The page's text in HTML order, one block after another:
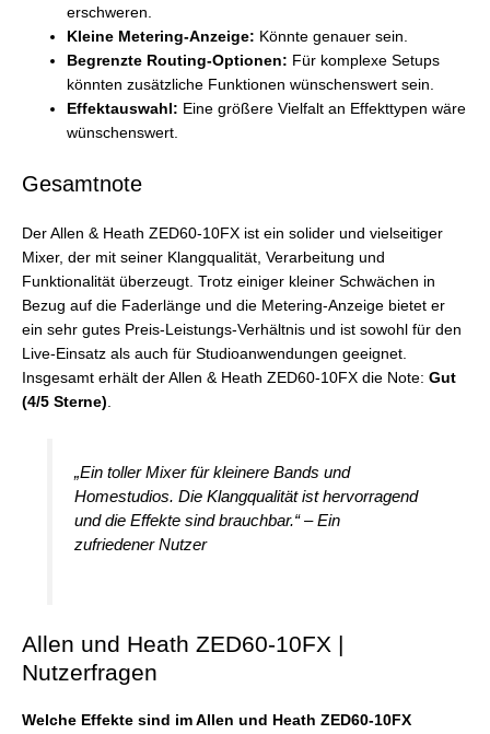
erschweren.
Kleine Metering-Anzeige: Könnte genauer sein.
Begrenzte Routing-Optionen: Für komplexe Setups
könnten zusätzliche Funktionen wünschenswert sein.
Effektauswahl: Eine größere Vielfalt an Effekttypen wäre
wünschenswert.
Gesamtnote
Der Allen & Heath ZED60-10FX ist ein solider und vielseitiger
Mixer, der mit seiner Klangqualität, Verarbeitung und
Funktionalität überzeugt. Trotz einiger kleiner Schwächen in
Bezug auf die Faderlänge und die Metering-Anzeige bietet er
ein sehr gutes Preis-Leistungs-Verhältnis und ist sowohl für den
Live-Einsatz als auch für Studioanwendungen geeignet.
Insgesamt erhält der Allen & Heath ZED60-10FX die Note: Gut
(4/5 Sterne)
„Ein toller Mixer für kleinere Bands und
Homestudios. Die Klangqualität ist hervorragend
und die Effekte sind brauchbar.“ – Ein
zufriedener Nutzer
Allen und Heath ZED60-10FX |
Nutzerfragen
Welche Effekte sind im Allen und Heath ZED60-10FX